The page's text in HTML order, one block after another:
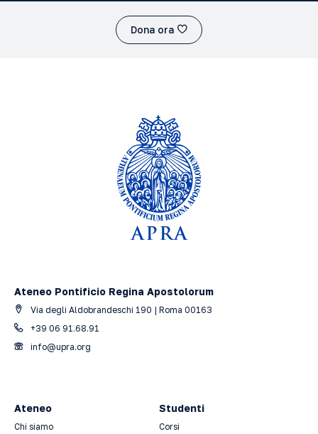
Dona ora
Ateneo Pontificio Regina Apostolorum
Via degli Aldobrandeschi 190 | Roma 00163
+39 06 91.68.91
info@upra.org
Ateneo
Chi siamo
Studenti
Corsi